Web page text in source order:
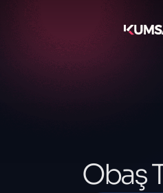
Obaş